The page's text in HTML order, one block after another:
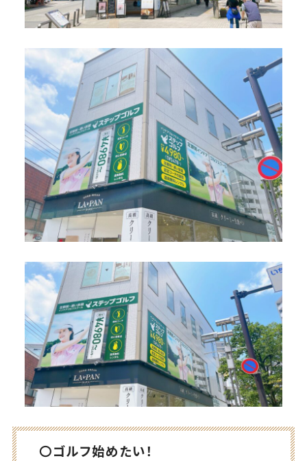
〇ゴルフ始めたい！